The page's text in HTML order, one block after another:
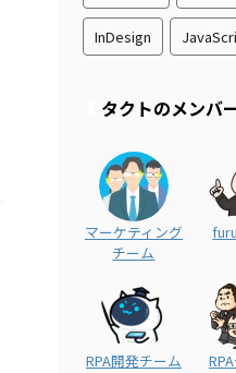
InDesign
タクトのメンバ
マーケティング
チーム
RPA開発チーム